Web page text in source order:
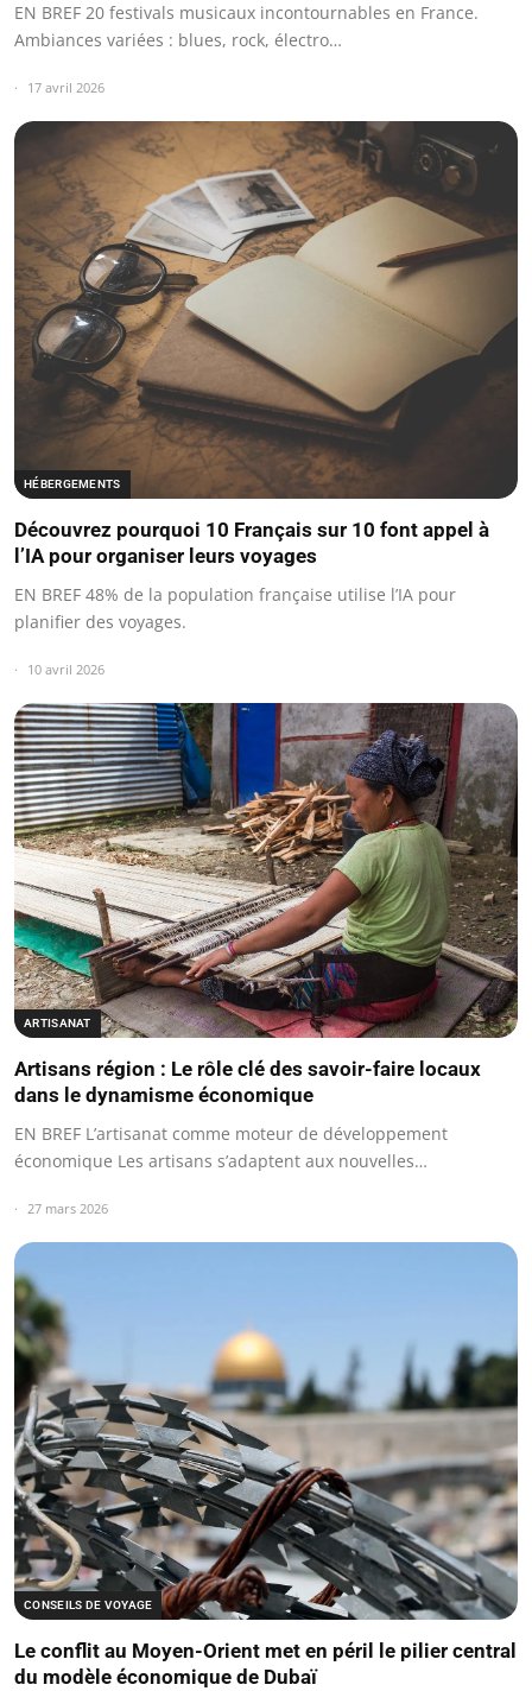
EN BREF 20 festivals musicaux incontournables en France.
Ambiances variées : blues, rock, électro…
17 avril 2026
HÉBERGEMENTS
Découvrez pourquoi 10 Français sur 10 font appel à
l’IA pour organiser leurs voyages
EN BREF 48% de la population française utilise l’IA pour
planifier des voyages.
10 avril 2026
ARTISANAT
Artisans région : Le rôle clé des savoir-faire locaux
dans le dynamisme économique
EN BREF L’artisanat comme moteur de développement
économique Les artisans s’adaptent aux nouvelles…
27 mars 2026
CONSEILS DE VOYAGE
Le conflit au Moyen-Orient met en péril le pilier central
du modèle économique de Dubaï